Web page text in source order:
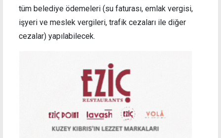
tüm belediye ödemeleri (su faturası, emlak vergisi,
işyeri ve meslek vergileri, trafik cezaları ile diğer
cezalar) yapılabilecek.